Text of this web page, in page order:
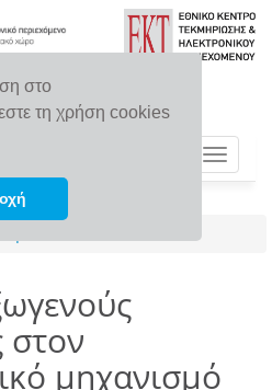
στο
τη χρήση cookies
Toggle
στον
μηχανισμό